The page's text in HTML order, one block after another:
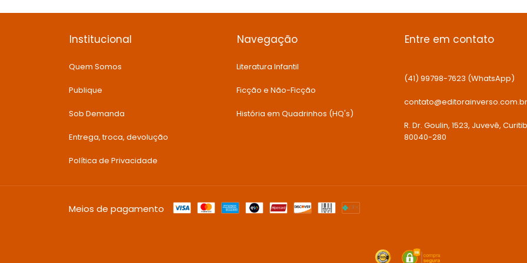
Institucional
Quem Somos
Publique
Sob Demanda
Entrega, troca, devolução
Política de Privacidade
Navegação
Literatura Infantil
Ficção e Não-Ficção
História em Quadrinhos (HQ's)
Entre em contato
(41) 99798-7623 (WhatsApp)
contato@editorainverso.com.br
R. Dr. Goulin, 1523, Juvevê,
80040-280
Meios de pagamento